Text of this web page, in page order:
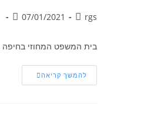
rgs
07/01/2021
בית המשפט המחוזי בחיפה דחה בקשה לסלק על הסף תביעת שיבוב
להמשך קריאה